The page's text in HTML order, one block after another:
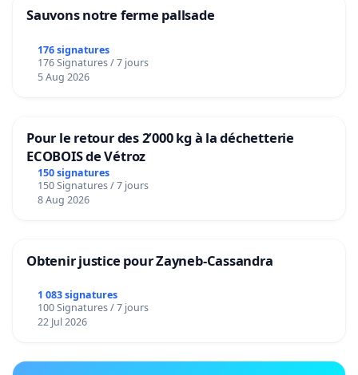
Sauvons notre ferme pallsade
176 signatures
176 Signatures / 7 jours
5 Aug 2026
Pour le retour des 2’000 kg à la déchetterie
ECOBOIS de Vétroz
150 signatures
150 Signatures / 7 jours
8 Aug 2026
Obtenir justice pour Zayneb-Cassandra
1 083 signatures
100 Signatures / 7 jours
22 Jul 2026